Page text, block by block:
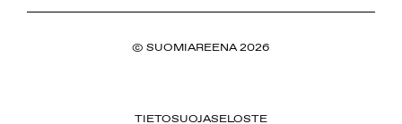
© SUOMIAREENA 2026
TIETOSUOJASELOSTE